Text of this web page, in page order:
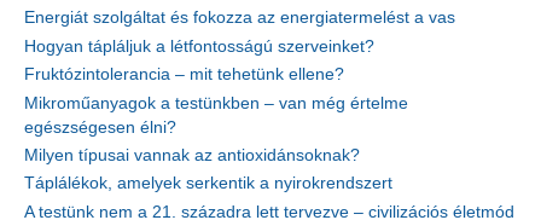
Energiát szolgáltat és fokozza az energiatermelést a vas
Hogyan tápláljuk a létfontosságú szerveinket?
Fruktózintolerancia – mit tehetünk ellene?
Mikroműanyagok a testünkben – van még értelme
egészségesen élni?
Milyen típusai vannak az antioxidánsoknak?
Táplálékok, amelyek serkentik a nyirokrendszert
A testünk nem a 21. századra lett tervezve – civilizációs életmód